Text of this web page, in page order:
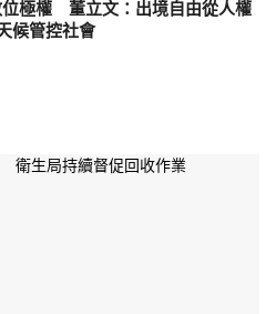
位極權 董立文：出境自由從人權
候管控社會